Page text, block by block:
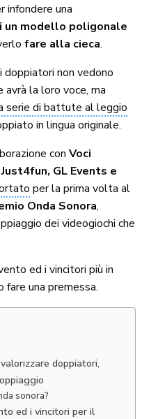
infondere una
un modello poligonale
fare alla cieca.
non vedono
avrà la loro voce, ma
serie di battute al leggio
in lingua originale.
conVoci
GL Events e
per la prima volta al
Onda Sonora,
dei videogiochi che
ed i vincitori più in
fare una premessa.
doppiatori,
sonora?
ed i vincitori per il